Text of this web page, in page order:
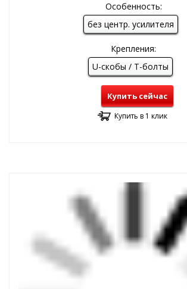
Особенность:
без центр. усилителя
Крепления:
U-скобы / T-болты
Купить сейчас
Купить в 1 клик